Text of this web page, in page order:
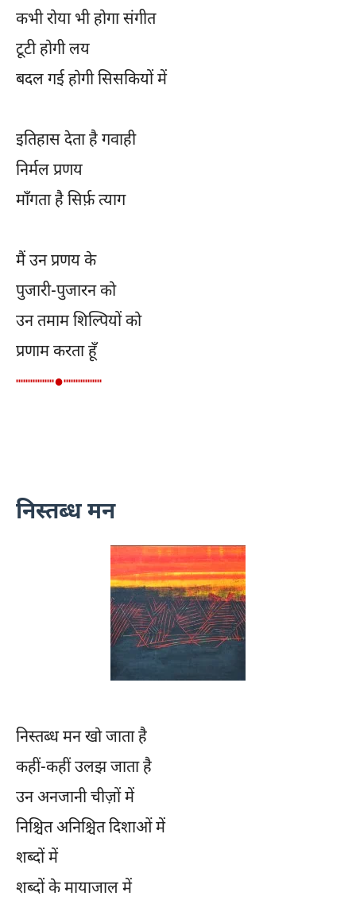
कभी रोया भी होगा संगीत
टूटी होगी लय
बदल गई होगी सिसकियों में
इतिहास देता है गवाही
निर्मल प्रणय
माँगता है सिर्फ़ त्याग
मैं उन प्रणय के
पुजारी-पुजारन को
उन तमाम शिल्पियों को
प्रणाम करता हूँ
┉┉┉┉●┉┉┉┉
निस्तब्ध मन
निस्तब्ध मन खो जाता है
कहीं-कहीं उलझ जाता है
उन अनजानी चीज़ों में
निश्चित अनिश्चित दिशाओं में
शब्दों में
शब्दों के मायाजाल में